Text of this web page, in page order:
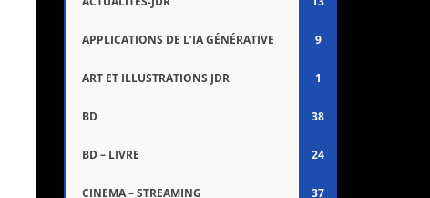
APPLICATIONS DE L’IA GÉNÉRATIVE 9
ART ET ILLUSTRATIONS JDR 1
BD 38
BD – LIVRE 24
CINEMA – STREAMING 37